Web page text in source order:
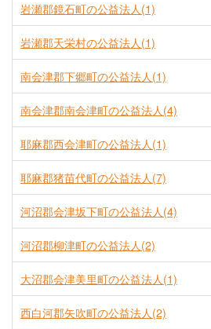
岩瀬郡鏡石町の公益法人(1)
岩瀬郡天栄村の公益法人(1)
南会津郡下郷町の公益法人(1)
南会津郡南会津町の公益法人(4)
耶麻郡西会津町の公益法人(1)
耶麻郡猪苗代町の公益法人(7)
河沼郡会津坂下町の公益法人(4)
河沼郡柳津町の公益法人(2)
大沼郡会津美里町の公益法人(1)
西白河郡矢吹町の公益法人(2)